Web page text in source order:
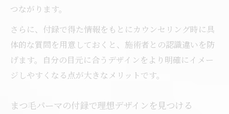
まつ毛パーマを長持ちさせるケア方法まと
め
まつ毛パーマ巻き上げ後の正しいアフター
つながります。
さらに、付録で得た情報をもとにカウンセリング時に具
体的な質問を用意しておくと、施術者との認識違いを防
げます。自分の目元に合うデザインをより明確にイメー
ジしやすくなる点が大きなメリットです。
まつ毛パーマの付録で理想デザインを見つける